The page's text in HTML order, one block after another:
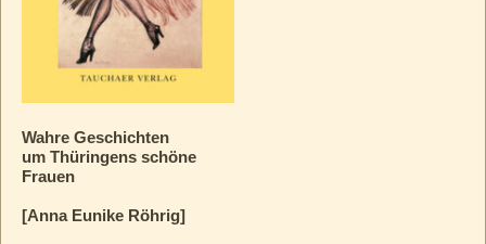
Wahre Geschichten
um Thüringens schöne
Frauen
[Anna Eunike Röhrig]